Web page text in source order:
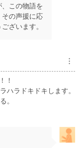
この物語を
の声援に応
ざいます。
︙
！
ハラドキドキします。
。